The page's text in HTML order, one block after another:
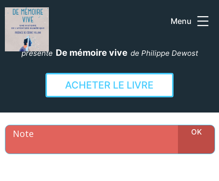
Aller
contenu
Menu
présente De mémoire vive de Philippe Dewost
ACHETER LE LIVRE